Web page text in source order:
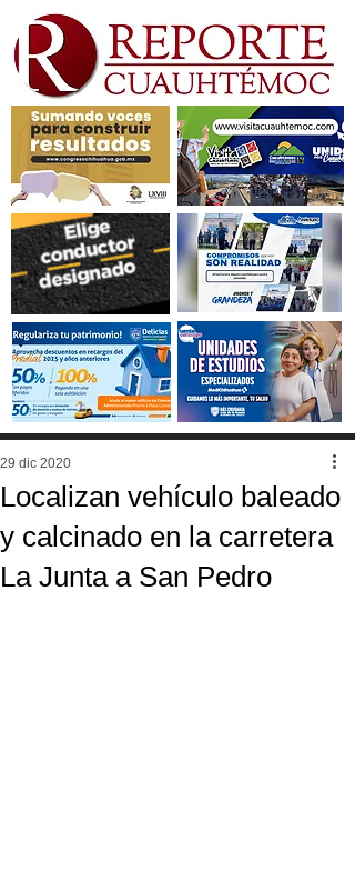
Localizan vehículo baleado
y calcinado en la carretera
La Junta a San Pedro
29 dic 2020